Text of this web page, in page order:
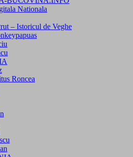
Nationala
– Istoricul de Veghe
Roncea